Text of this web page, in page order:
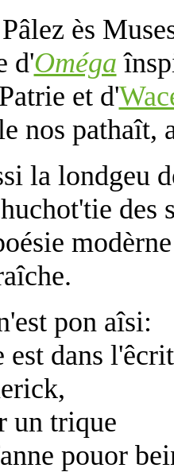
ès
d'Oméga
et d'
nos pathaît,
la londgeu
des
pon aîsi:
dans
un trique
pouor